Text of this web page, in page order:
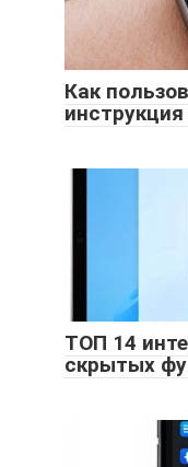
Как
ТОП 14
скрытых